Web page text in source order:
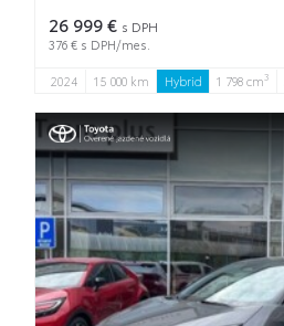
26 999 € s DPH
376 € s DPH/mes.
2024 15 000 km Hybrid 1 798 cm3